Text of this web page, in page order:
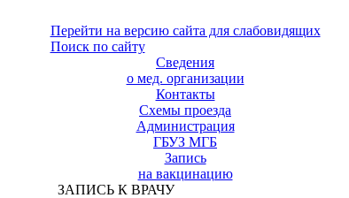
Перейти на версию сайта для слабовидящих
Поиск по сайту
Сведения
о мед. организации
Контакты
Схемы проезда
Администрация
ГБУЗ МГБ
Запись
на вакцинацию
ЗАПИСЬ К ВРАЧУ